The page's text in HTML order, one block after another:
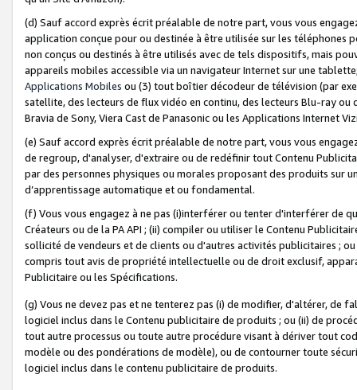
(d) Sauf accord exprès écrit préalable de notre part, vous vous
application conçue pour ou destinée à être utilisée sur les téléphones
non conçus ou destinés à être utilisés avec de tels dispositifs, mais
appareils mobiles accessible via un navigateur Internet sur une
Applications Mobiles ou (3) tout boîtier décodeur de télévision (par
satellite, des lecteurs de flux vidéo en continu, des lecteurs Blu-ray
Bravia de Sony, Viera Cast de Panasonic ou les Applications Internet
(e) Sauf accord exprès écrit préalable de notre part, vous vous
de regroup, d'analyser, d'extraire ou de redéfinir tout Contenu
par des personnes physiques ou morales proposant des produits sur
d’apprentissage automatique et ou fondamental.
(f) Vous vous engagez à ne pas (i)interférer ou tenter d'interférer de
Créateurs ou de la PA API ; (ii) compiler ou utiliser le Contenu
sollicité de vendeurs et de clients ou d'autres activités publicitaires ;
compris tout avis de propriété intellectuelle ou de droit exclusif,
Publicitaire ou les Spécifications.
(g) Vous ne devez pas et ne tenterez pas (i) de modifier, d'altérer, de
logiciel inclus dans le Contenu publicitaire de produits ; ou (ii) de
tout autre processus ou toute autre procédure visant à dériver tout
modèle ou des pondérations de modèle), ou de contourner toute
logiciel inclus dans le contenu publicitaire de produits.